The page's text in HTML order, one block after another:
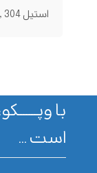
استیل 304 , Stainless Steel 304
با
است ...